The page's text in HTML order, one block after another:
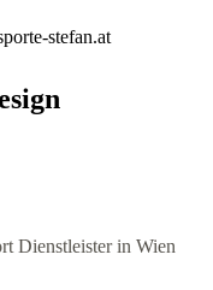
Dienstleister in Wien